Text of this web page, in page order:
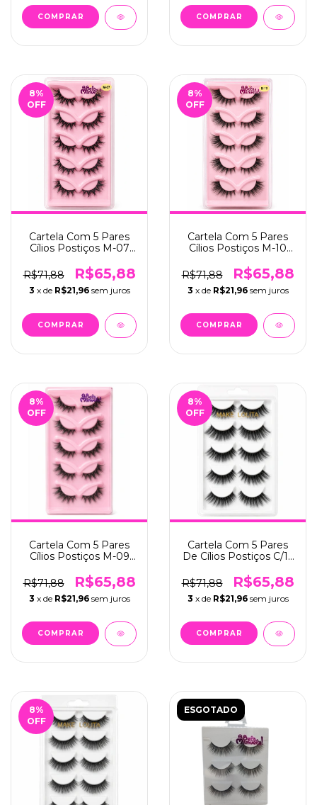
8%
OFF
Cartela Com 5 Pares
Cílios Postiços M-07
(QBM-668-7)
R$71,88 R$65,88
3 x de R$21,96 sem juros
8%
OFF
Cartela Com 5 Pares
Cílios Postiços M-10
(QBM-668-10)
R$71,88 R$65,88
3 x de R$21,96 sem juros
8%
OFF
Cartela Com 5 Pares
Cílios Postiços M-09
(QBM-668-9)
R$71,88 R$65,88
3 x de R$21,96 sem juros
8%
OFF
Cartela Com 5 Pares
De Cílios Postiços C/12
R$71,88
R$65,88
3 x de R$21,96 sem juros
8%
OFF
ESGOTADO